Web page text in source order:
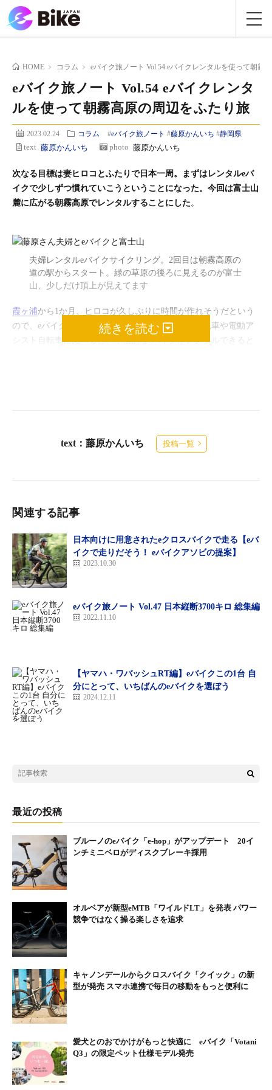
HOME コラム eバイク旅ノート Vol.54 eバイクレンタルを使って朝霧
eバイク旅ノート Vol.54 eバイクレンタ
ルを使って朝霧高原の周辺をふたり旅
2023.02.24 コラム #eバイク旅ノート #藤原かんいち #静岡県
text 藤原かんいち photo 藤原かんいち
次なる目標は妻ヒロコとふたりで日本一周。まずはレンタルeバ
イクで少しずつ慣れていこうということになった。今回は富士山
麓に広がる朝霧高原でレンタルすることにした 。
夫婦レンタルeバイクサイクリング。2回目は朝霧高原の
道の駅からスタート。緑の草原の後ろに見えるのが富士
山、少しだけ頂上が見えてます
霞ヶ浦から1か月、ヒロコが久しぶりに時間が作れそうだという
ので、eバイクのレンタルを探し始めた。普通の自転車や電動ア
シスト自転車に比べると、本格的なeバイクがレンタルできると
道の駅朝霧高原の『上野製菓』でeバイクをレンタルすることに
した。自宅の相模原から中央自動車道に乗り富士吉田線へ。富士
イクを受け取った。レンタルは90分以内（1000円）、3時間以内
（2000円）、3時間以上（4000円）の3種類。できるかぎり長く乗
りたいので3時間以上を選んだ。閉店時間が17時なのでそれまで
にここへ帰ってくればOK。さあ、思い切り走りまくるぞー。
前回、霞ヶ浦でレンタルしたのはクロスバイクだったが、今回は
マウンテンバイクの
た。聞くと今回はSサイズなのでサドルが低く（霞ヶ浦のときは
Mサイズ）、ハンドルが高い位置にあるのがいいらしい。「だっ
て、ハンドルが低いと前傾姿勢になって前が見にくいんだも
ん」。なるほど、前傾姿勢の方が風の抵抗が少なくてラクだと思
フロントサスペンション付きでタイヤも太め
（27.5×2.25）のマウンテンバイク
最初の目的地は『白糸の滝』。国道139号は交通量が多そうなの
で、裏の県道で向かう。距離は13～4km、ぼぼ下り坂なので1時
間もあれば着くだろう。県道の周りは緑の草原と牧場、高原らし
10kmも走っていないのにレジャー施設『富士ミルクランド』で
ジェラートをパクリ。新鮮な牛乳を使っているのでとてもミルキ
ー。おしいジェラートを食べながら、ヤバイ！ こんなことして
いたら全然進まない……と気が付き。慌ててeバイクに跨った。
最初の休憩は『富士ミルクランド』のジェラート（あさ
ぎりミルク）を堪能。ここでもeバイク、YAMAHAの
それから『白糸の滝』までほぼノンストップで走った。ふたりで
来るのはいつ以来？ 思い出せないくらい久しぶりだ。駐車場に
続きを読む
text：藤原かんいち 投稿一覧
関連する記事
日本向けに用意されたeクロスバイクで走る【eバ
イクで走りだそう！ eバイクアソビの提案】
2023.10.30
eバイク旅ノート Vol.47 日本縦断3700キロ 総集編
2022.11.10
【ヤマハ・ワバッシュRT編】eバイクこの1台 自
分にとって、いちばんのeバイクを選ぼう
2024.12.11
最近の投稿
ブルーノのeバイク「e-hop」がアップデート 20イ
ンチミニベロがディスクブレーキ採用
オルベアが新型eMTB「ワイルドLT」を発表 パワー
競争ではなく操る楽しさを追求
キャノンデールからクロスバイク「クイック」の新
型が発売 スマホ連携で毎日の移動をもっと便利に
愛犬とのおでかけがもっと快適に eバイク「Votani
Q3」の限定ペット仕様モデル発売